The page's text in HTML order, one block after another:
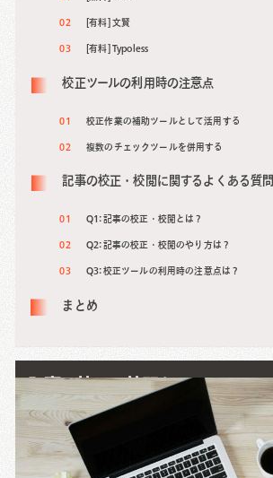
[有料] 文賢
[有料] Typoless
校正ツールの利用時の注意点
校正作業の補助ツールとして活用する
複数のチェックツールを併用する
記事の校正・校閲に関するよくある質問
Q1: 記事の校正・校閲とは？
Q2: 記事の校正・校閲のやり方は？
Q3: 校正ツールの利用時の注意点は？
まとめ
記事の校正・校閲とは？